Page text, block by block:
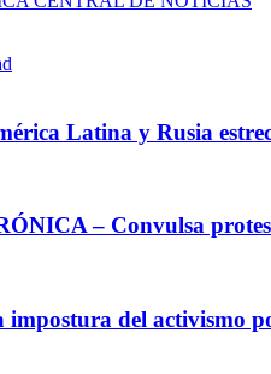
Latina y Rusia
– Convulsa
impostura del activismo